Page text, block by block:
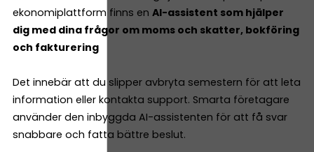
ekonomiplattform finns en AI-assistent som hjälper
dig med dina frågor om moms och skatter, bokföring
och fakturering
Det innebär att du slipper avbryta semestern för att leta
information eller kontakta support. Smarta företagare
använder den inbyggda AI-assistenten för att få svar
snabbare och fatta bättre beslut.